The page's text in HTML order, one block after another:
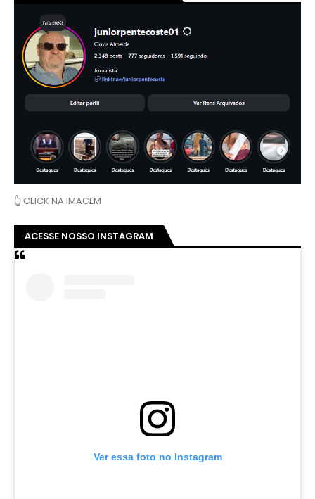
👆 CLICK NA IMAGEM
ACESSE NOSSO INSTAGRAM
Ver essa foto no Instagram